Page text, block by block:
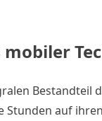
mobiler
auf